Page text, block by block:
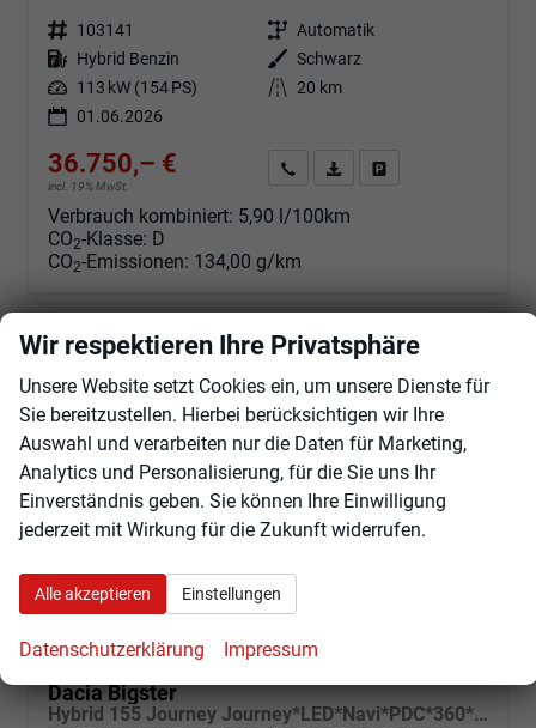
Fahrzeugnr. 103141 Getriebe Automatik
Kraftstoff Hybrid Benzin Außenfarbe Schwarz
Leistung 113 kW (154 PS) Kilometerstand 20 km
01.06.2026
36.750,– €
incl. 19% MwSt.
Angebot anfordern
Fahrzeugexpose (PDF)
Verbrauch kombiniert: 5,90 l/100km
CO2-Klasse: D
CO2-Emissionen: 134,00 g/km
ab 346,– € mtl.
Dacia Bigster
Hybrid 155 Journey Journey*LED*Navi*PDC*360*Shzg*SD*ACC*19"
Wir respektieren Ihre Privatsphäre
Unsere Website setzt Cookies ein, um unsere Dienste für
Sie bereitzustellen. Hierbei berücksichtigen wir Ihre
Auswahl und verarbeiten nur die Daten für Marketing,
Analytics und Personalisierung, für die Sie uns Ihr
Einverständnis geben. Sie können Ihre Einwilligung
jederzeit mit Wirkung für die Zukunft widerrufen.
Alle akzeptieren Einstellungen
Datenschutzerklärung Impressum